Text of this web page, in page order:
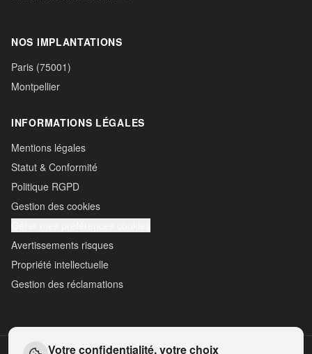
Votre confidentialité, votre choix
NOS IMPLANTATIONS
Paris (75001)
Montpellier
INFORMATIONS LÉGALES
Mentions légales
Statut & Conformité
Politique RGPD
Gestion des cookies
Avertissements risques
Propriété intellectuelle
Gestion des réclamations